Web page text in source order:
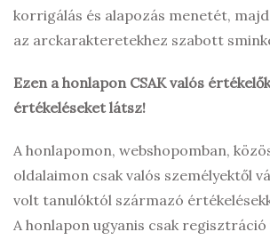
korrigálás és alapozás menetét,
az arckarakteretekhez szabott
Ezen a honlapon CSAK valós
értékeléseket látsz!
A honlapomon, webshopomban,
oldalaimon csak valós személyektől
volt tanulóktól származó
A honlapon ugyanis csak